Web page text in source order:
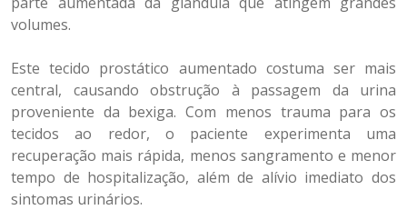
volumes.
Este tecido prostático aumentado costuma ser mais
central, causando obstrução à passagem da urina
proveniente da bexiga. Com menos trauma para os
tecidos ao redor, o paciente experimenta uma
recuperação mais rápida, menos sangramento e menor
tempo de hospitalização, além de alívio imediato dos
sintomas urinários.